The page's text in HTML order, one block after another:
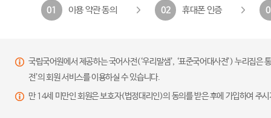
01 이용 약관 동의 02 휴대폰 인증
국립국어원에서 제공하는 국어사전(‘우리말샘’, ‘표준국어대사전’) 누리집
전’의 회원 서비스를 이용하실 수 있습니다.
만 14세 미만인 회원은 보호자(법정대리인)의 동의를 받은 후에 가입하여 주